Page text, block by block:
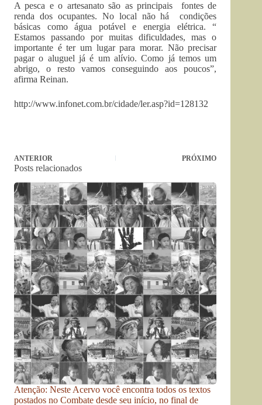
A pesca e o artesanato são as principais fontes de
renda dos ocupantes. No local não há condições
básicas como água potável e energia elétrica. “
Estamos passando por muitas dificuldades, mas o
importante é ter um lugar para morar. Não precisar
pagar o aluguel já é um alívio. Como já temos um
abrigo, o resto vamos conseguindo aos poucos”,
afirma Reinan.
http://www.infonet.com.br/cidade/ler.asp?id=128132
ANTERIOR PRÓXIMO
Posts relacionados
Atenção: Neste Acervo você encontra todos os textos
postados no Combate desde seu início, no final de